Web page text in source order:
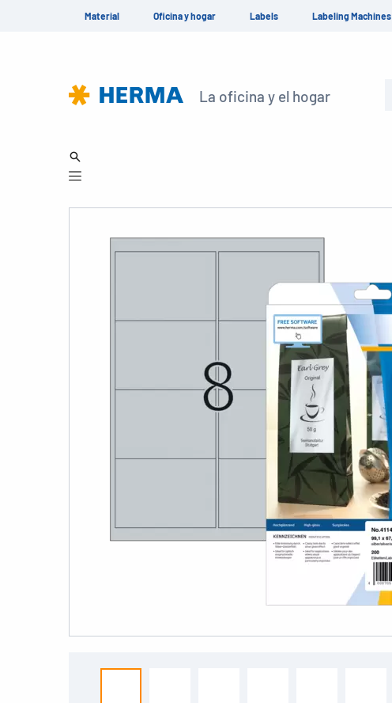
Material Oficina y hogar Labels Labeling Machines
La oficina y el hogar